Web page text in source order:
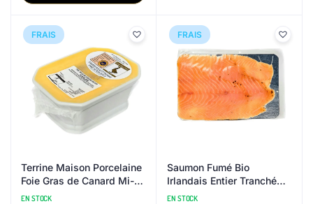
FRAIS
Terrine Maison Porcelaine
Foie Gras de Canard Mi-
Cuit
EN STOCK
FRAIS
Saumon Fumé Bio
Irlandais Entier Tranché
Main
EN STOCK